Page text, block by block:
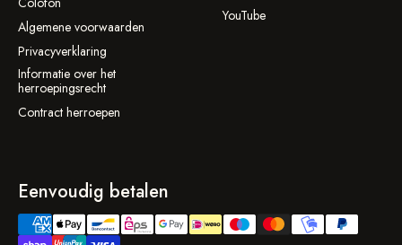
Algemene voorwaarden
Privacyverklaring
Informatie over het
herroepingsrecht
Contract herroepen
YouTube
Eenvoudig betalen